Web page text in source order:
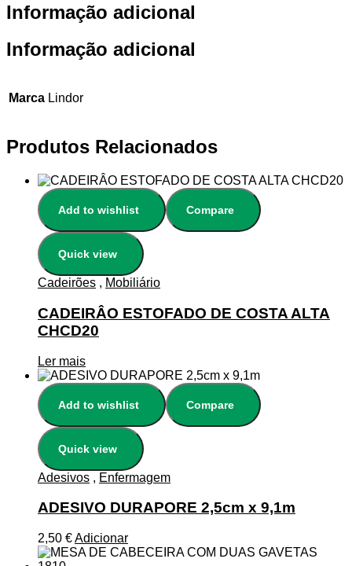
Informação adicional
Informação adicional
Marca Lindor
Produtos Relacionados
Add to wishlist Compare
Quick view
Cadeirões , Mobiliário
CADEIRÂO ESTOFADO DE COSTA ALTA
CHCD20
Ler mais
Add to wishlist Compare
Quick view
Adesivos , Enfermagem
ADESIVO DURAPORE 2,5cm x 9,1m
2,50 €Adicionar